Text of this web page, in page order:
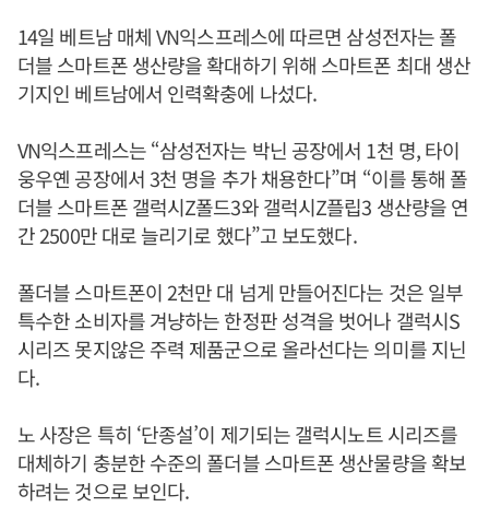
14일 베트남 매체 VN익스프레스에 따르면 삼성전자는 폴
더블 스마트폰 생산량을 확대하기 위해 스마트폰 최대 생산
기지인 베트남에서 인력확충에 나섰다.
VN익스프레스는 “삼성전자는 박닌 공장에서 1천 명, 타이
웅우옌 공장에서 3천 명을 추가 채용한다”며 “이를 통해 폴
더블 스마트폰 갤럭시Z폴드3와 갤럭시Z플립3 생산량을 연
간 2500만 대로 늘리기로 했다”고 보도했다.
폴더블 스마트폰이 2천만 대 넘게 만들어진다는 것은 일부
특수한 소비자를 겨냥하는 한정판 성격을 벗어나 갤럭시S
시리즈 못지않은 주력 제품군으로 올라선다는 의미를 지닌
다.
노 사장은 특히 ‘단종설’이 제기되는 갤럭시노트 시리즈를
대체하기 충분한 수준의 폴더블 스마트폰 생산물량을 확보
하려는 것으로 보인다.